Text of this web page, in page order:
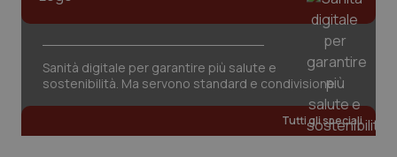
Sanità digitale per garantire più salute e
sostenibilità. Ma servono standard e condivisione
Tutti gli speciali